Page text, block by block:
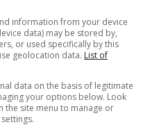
information from your device
data) may be stored by,
or used specifically by this
geolocation data. List of
data on the basis of legitimate
your options below. Look
the site menu to manage or